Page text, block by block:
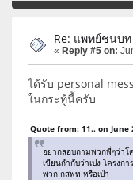
Re: แพทย์ชนบ
« Reply #5 on:
ได้รับ personal
ในกระทู้นี้ครับ
Quote from: 11.. on June
อยากสอบถามพวกพี่ๆว่า
เขียนกำกับว่าเปง โครง
พวก กสพท หรือเป่า